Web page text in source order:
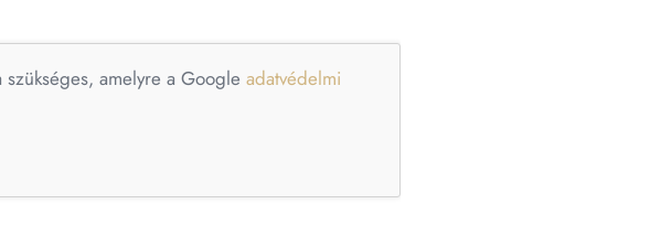
szükséges, amelyre a Google adatvédelmi